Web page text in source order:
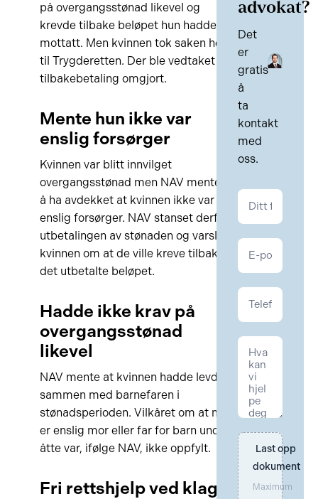
på overgangsstønad likevel og
krevde tilbake beløpet hun hadde
mottatt. Men kvinnen tok saken helt
til Trygderetten. Der ble vedtaket om
tilbakebetaling omgjort.
Mente hun ikke var
enslig forsørger
Kvinnen var blitt innvilget
overgangsstønad men NAV mente nå
å ha avdekket at kvinnen ikke var
enslig forsørger. NAV stanset derfor
utbetalingen av stønaden og varslet
kvinnen om at de ville kreve tilbake
det utbetalte beløpet.
Hadde ikke krav på
overgangsstønad
likevel
NAV mente at kvinnen hadde levd
sammen med barnefaren i
stønadsperioden. Vilkåret om at man
er enslig mor eller far for barn under
åtte var, ifølge NAV, ikke oppfylt.
Fri rettshjelp ved klage
advokat?
Det
er
gratis
å
ta
kontakt
med
oss.
Kontakt
Last opp
dokument
Maximum